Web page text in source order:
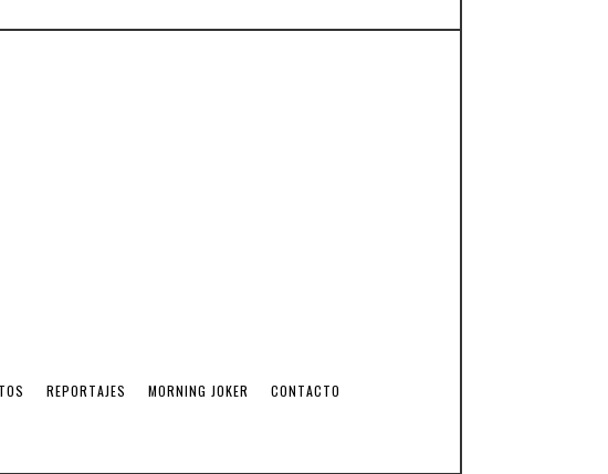
REPORTAJES MORNING JOKER CONTACTO